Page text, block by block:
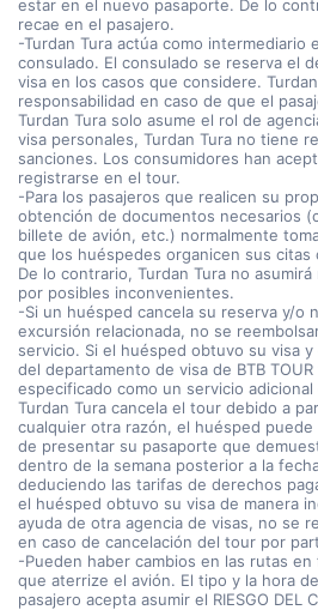
estar en el nuevo pasaporte. De lo
recae en el pasajero.
-Turdan Tura actúa como intermediario
consulado. El consulado se reserva el
visa en los casos que considere.
responsabilidad en caso de que el
Turdan Tura solo asume el rol de
visa personales, Turdan Tura no tiene
sanciones. Los consumidores han
registrarse en el tour.
-Para los pasajeros que realicen su
obtención de documentos necesarios
billete de avión, etc.) normalmente
que los huéspedes organicen sus citas
De lo contrario, Turdan Tura no
por posibles inconvenientes.
-Si un huésped cancela su reserva y/o
excursión relacionada, no se
servicio. Si el huésped obtuvo su visa
del departamento de visa de BTB
especificado como un servicio
Turdan Tura cancela el tour debido a
cualquier otra razón, el huésped
de presentar su pasaporte que
dentro de la semana posterior a la
deduciendo las tarifas de derechos
el huésped obtuvo su visa de manera
ayuda de otra agencia de visas, no se
en caso de cancelación del tour por
-Pueden haber cambios en las rutas
que aterrize el avión. El tipo y la hora
pasajero acepta asumir el RIESGO DEL